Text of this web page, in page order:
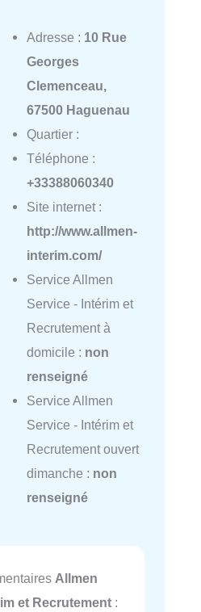
Adresse : 10 Rue
Georges
Clemenceau,
67500 Haguenau
Quartier :
Téléphone :
+33388060340
Site internet :
http://www.allmen-
interim.com/
Service Allmen
Service - Intérim et
Recrutement à
domicile : non
renseigné
Service Allmen
Service - Intérim et
Recrutement ouvert
dimanche : non
renseigné
Allmen
et Recrutement :